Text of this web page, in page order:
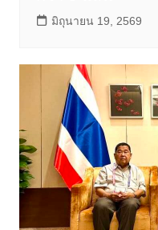
มิถุนายน 19, 2569